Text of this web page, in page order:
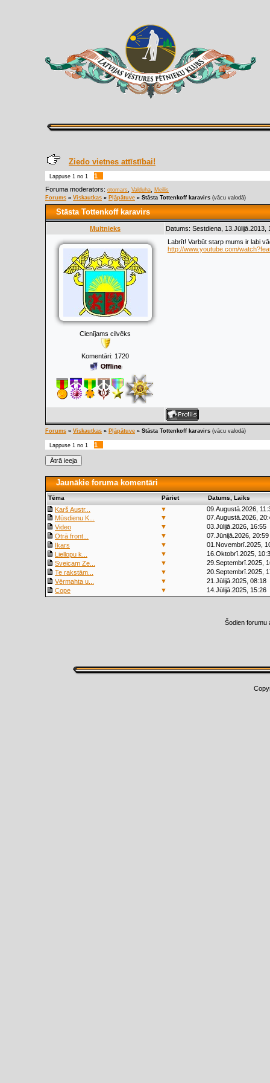
Ziedo vietnes attīstībai!
Lappuse 1 no 1
1
Foruma moderators: otomars Valduha
Meilis
Forums » Viskautkas » Pļāpātuve » Stāsta Tottenkoff karavirs (vācu valodā)
Stāsta Tottenkoff karavirs
Muitnieks Datums: Sestdiena,
Cienījams cilvēks
Komentāri: 1720
Labrīt! Varbūt starp mums ir labi
http://www.youtube.com/
Forums » Viskautkas » Pļāpātuve » Stāsta Tottenkoff karavirs (vācu valodā)
Lappuse 1 no 1 1
Jaunākie foruma komentāri
Tēma Pāriet Datums, Laiks
Karš Austr... ▼
09.Augustā.2026,
Mūsdienu K...
▼
07.Augustā.2026,
Video
▼
03.Jūlijā.2026, 16:55
Otrā front...
▼
07.Jūnijā.2026, 20:59
Ikars
▼
01.Novembrī.2025,
Liellopu k...
▼
16.Oktobrī.2025,
Sveicam Ze...
▼
29.Septembrī.2025,
Te rakstām...
▼
20.Septembrī.2025,
Vērmahta u...
▼
21.Jūlijā.2025, 08:18
Cope
▼ 14.Jūlijā.2025, 15:26
Šodien forumu